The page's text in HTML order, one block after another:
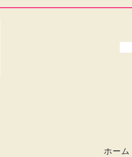
ホーム